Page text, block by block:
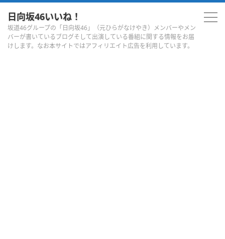
日向坂46いいね！
坂道46グループの「日向坂46」（元ひらがなけやき）メンバーやメン
バーが書いているブログそして出演している番組に関する情報をお届
けします。なお本サイトではアフィリエイト広告を利用しています。